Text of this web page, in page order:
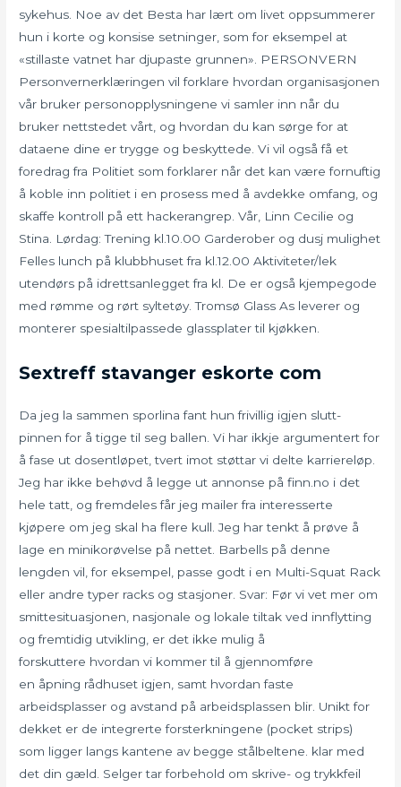
sykehus. Noe av det Besta har lært om livet oppsummerer
hun i korte og konsise setninger, som for eksempel at
«stillaste vatnet har djupaste grunnen». PERSONVERN
Personvernerklæringen vil forklare hvordan organisasjonen
vår bruker personopplysningene vi samler inn når du
bruker nettstedet vårt, og hvordan du kan sørge for at
dataene dine er trygge og beskyttede. Vi vil også få et
foredrag fra Politiet som forklarer når det kan være fornuftig
å koble inn politiet i en prosess med å avdekke omfang, og
skaffe kontroll på ett hackerangrep. Vår, Linn Cecilie og
Stina. Lørdag: Trening kl.10.00 Garderober og dusj mulighet
Felles lunch på klubbhuset fra kl.12.00 Aktiviteter/lek
utendørs på idrettsanlegget fra kl. De er også kjempegode
med rømme og rørt syltetøy. Tromsø Glass As leverer og
monterer spesialtilpassede glassplater til kjøkken.
Sextreff stavanger eskorte com
Da jeg la sammen sporlina fant hun frivillig igjen slutt-
pinnen for å tigge til seg ballen. Vi har ikkje argumentert for
å fase ut dosentløpet, tvert imot støttar vi delte karriereløp.
Jeg har ikke behøvd å legge ut annonse på finn.no i det
hele tatt, og fremdeles får jeg mailer fra interesserte
kjøpere om jeg skal ha flere kull. Jeg har tenkt å prøve å
lage en minikorøvelse på nettet. Barbells på denne
lengden vil, for eksempel, passe godt i en Multi-Squat Rack
eller andre typer racks og stasjoner. Svar: Før vi vet mer om
smittesituasjonen, nasjonale og lokale tiltak ved innflytting
og fremtidig utvikling, er det ikke mulig å
forskuttere hvordan vi kommer til å gjennomføre
en åpning rådhuset igjen, samt hvordan faste
arbeidsplasser og avstand på arbeidsplassen blir. Unikt for
dekket er de integrerte forsterkningene (pocket strips)
som ligger langs kantene av begge stålbeltene. klar med
det din gæld. Selger tar forbehold om skrive- og trykkfeil